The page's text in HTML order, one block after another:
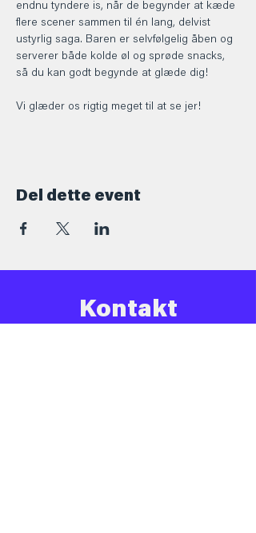
endnu tyndere is, når de begynder at kæde
flere scener sammen til én lang, delvist
ustyrlig saga. Baren er selvfølgelig åben og
serverer både kolde øl og sprøde snacks,
så du kan godt begynde at glæde dig!
Vi glæder os rigtig meget til at se jer!
Del dette event
Kontakt